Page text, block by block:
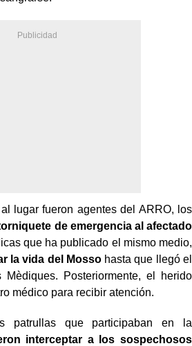
lugar fueron agentes del ARRO, los
de emergencia al afectado
que ha publicado el mismo medio,
la vida del Mossohasta que llegó el
Mèdiques. Posteriormente, el herido
médico para recibir atención.
patrullas que participaban en la
interceptar a los sospechosos